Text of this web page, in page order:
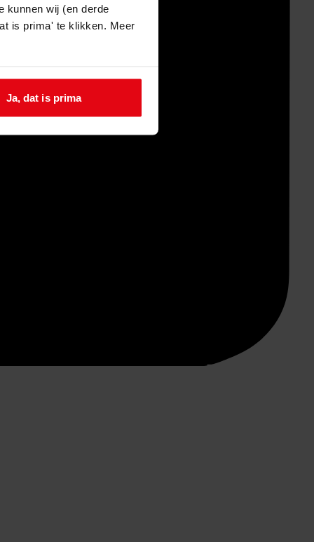
kunnen wij (en derde
is prima' te klikken. Meer
Ja, dat is prima